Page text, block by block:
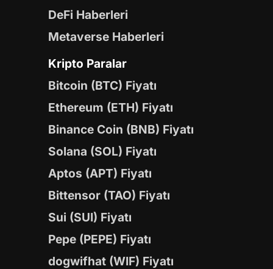
DeFi Haberleri
Metaverse Haberleri
Kripto Paralar
Bitcoin (BTC) Fiyatı
Ethereum (ETH) Fiyatı
Binance Coin (BNB) Fiyatı
Solana (SOL) Fiyatı
Aptos (APT) Fiyatı
Bittensor (TAO) Fiyatı
Sui (SUI) Fiyatı
Pepe (PEPE) Fiyatı
dogwifhat (WIF) Fiyatı